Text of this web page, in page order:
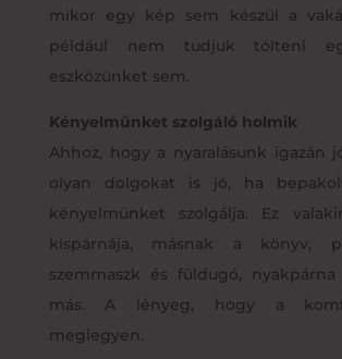
mikor egy kép sem készül a
például nem tudjuk tölteni
eszközünket sem.
Kényelmünket szolgáló holmik
Ahhoz, hogy a nyaralásunk igazán
olyan dolgokat is jó, ha
kényelmünket szolgálja. Ez
kispárnája, másnak a könyv,
szemmaszk és füldugó,
más. A lényeg, hogy a
meglegyen.